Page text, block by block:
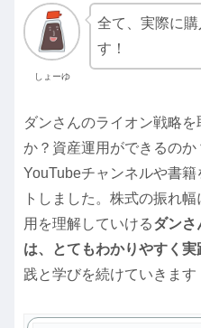
しょーゆ
全て、実際に
す！
ダンさんのライオン戦略
か？資産運用ができるのか
YouTubeチャンネルや書
トしました。株式の振れ
用を理解していけるダンさ
は、とてもわかりやすく実
践と学びを続けていきます